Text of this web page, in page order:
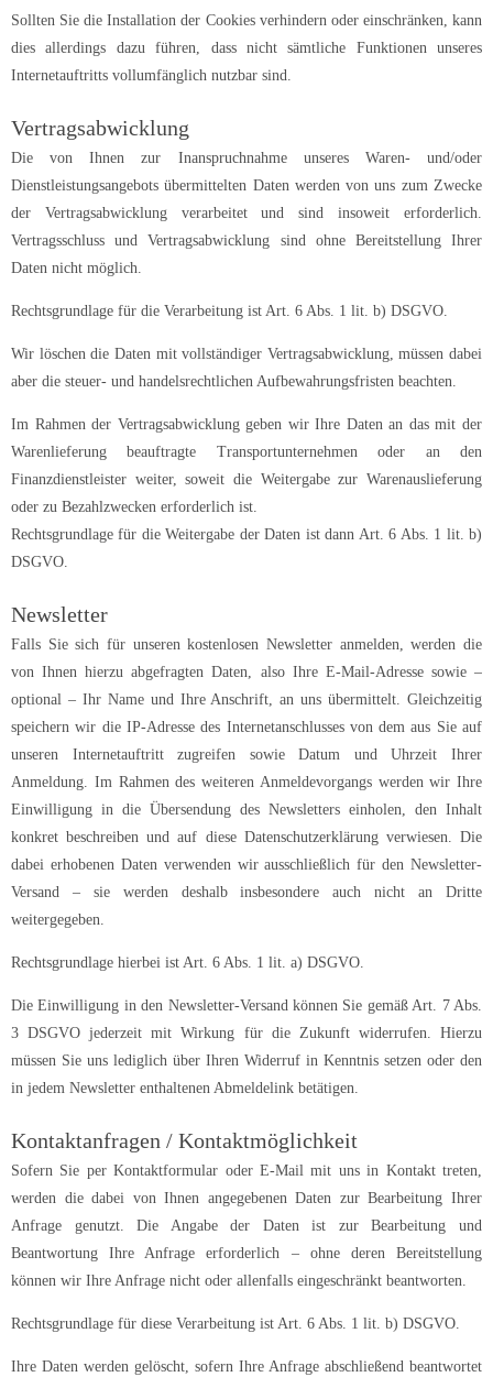
Sollten Sie die Installation der Cookies verhindern oder einschränken, kann
dies allerdings dazu führen, dass nicht sämtliche Funktionen unseres
Internetauftritts vollumfänglich nutzbar sind.
Vertragsabwicklung
Die von Ihnen zur Inanspruchnahme unseres Waren- und/oder
Dienstleistungsangebots übermittelten Daten werden von uns zum Zwecke
der Vertragsabwicklung verarbeitet und sind insoweit erforderlich.
Vertragsschluss und Vertragsabwicklung sind ohne Bereitstellung Ihrer
Daten nicht möglich.
Rechtsgrundlage für die Verarbeitung ist Art. 6 Abs. 1 lit. b) DSGVO.
Wir löschen die Daten mit vollständiger Vertragsabwicklung, müssen dabei
aber die steuer- und handelsrechtlichen Aufbewahrungsfristen beachten.
Im Rahmen der Vertragsabwicklung geben wir Ihre Daten an das mit der
Warenlieferung beauftragte Transportunternehmen oder an den
Finanzdienstleister weiter, soweit die Weitergabe zur Warenauslieferung
oder zu Bezahlzwecken erforderlich ist.
Rechtsgrundlage für die Weitergabe der Daten ist dann Art. 6 Abs. 1 lit. b)
DSGVO.
Newsletter
Falls Sie sich für unseren kostenlosen Newsletter anmelden, werden die
von Ihnen hierzu abgefragten Daten, also Ihre E-Mail-Adresse sowie –
optional – Ihr Name und Ihre Anschrift, an uns übermittelt. Gleichzeitig
speichern wir die IP-Adresse des Internetanschlusses von dem aus Sie auf
unseren Internetauftritt zugreifen sowie Datum und Uhrzeit Ihrer
Anmeldung. Im Rahmen des weiteren Anmeldevorgangs werden wir Ihre
Einwilligung in die Übersendung des Newsletters einholen, den Inhalt
konkret beschreiben und auf diese Datenschutzerklärung verwiesen. Die
dabei erhobenen Daten verwenden wir ausschließlich für den Newsletter-
Versand – sie werden deshalb insbesondere auch nicht an Dritte
weitergegeben.
Rechtsgrundlage hierbei ist Art. 6 Abs. 1 lit. a) DSGVO.
Die Einwilligung in den Newsletter-Versand können Sie gemäß Art. 7 Abs.
3 DSGVO jederzeit mit Wirkung für die Zukunft widerrufen. Hierzu
müssen Sie uns lediglich über Ihren Widerruf in Kenntnis setzen oder den
in jedem Newsletter enthaltenen Abmeldelink betätigen.
Kontaktanfragen / Kontaktmöglichkeit
Sofern Sie per Kontaktformular oder E-Mail mit uns in Kontakt treten,
werden die dabei von Ihnen angegebenen Daten zur Bearbeitung Ihrer
Anfrage genutzt. Die Angabe der Daten ist zur Bearbeitung und
Beantwortung Ihre Anfrage erforderlich – ohne deren Bereitstellung
können wir Ihre Anfrage nicht oder allenfalls eingeschränkt beantworten.
Rechtsgrundlage für diese Verarbeitung ist Art. 6 Abs. 1 lit. b) DSGVO.
Ihre Daten werden gelöscht, sofern Ihre Anfrage abschließend beantwortet